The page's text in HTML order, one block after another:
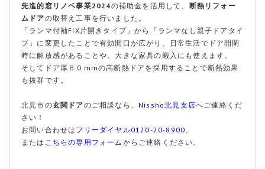
先進的窓リノベ事業2024の補助金を活用して、 断熱リフォー
ムドアの取替え工事を行いました。
「ランマ付袖FIX片開きタイプ」から「ランマなし親子ドアタイ
プ」に変更したことで有効開口が広がり、日常生活でドア開閉
時に解放感があることや、大きな家具の搬入にも使えます。
そしてドア厚６０mmの高断熱ドアを採用することで断熱効果
も抜群です。
北見市の玄関ドアのご相談なら、 Nissho北見支店へご連絡くだ
さい！
お問い合わせは フリーダイヤル0120-20-8900
または こちらの専用フォーム からご連絡ください。